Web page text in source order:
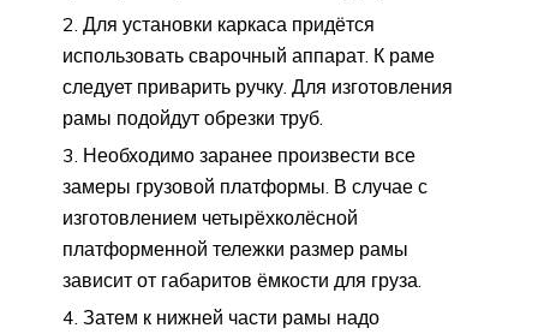
Для установки каркаса придётся
использовать сварочный аппарат. К раме
следует приварить ручку. Для изготовления
рамы подойдут обрезки труб.
Необходимо заранее произвести все
замеры грузовой платформы. В случае с
изготовлением четырёхколёсной
платформенной тележки размер рамы
зависит от габаритов ёмкости для груза.
Затем к нижней части рамы надо